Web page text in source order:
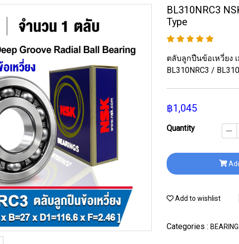
BL310NRC3
Type
ตลับลูกปืนข้อเหวี่ยง
BL310NRC3 /
฿1,045
Quantity
Add to wishlist
Categories :